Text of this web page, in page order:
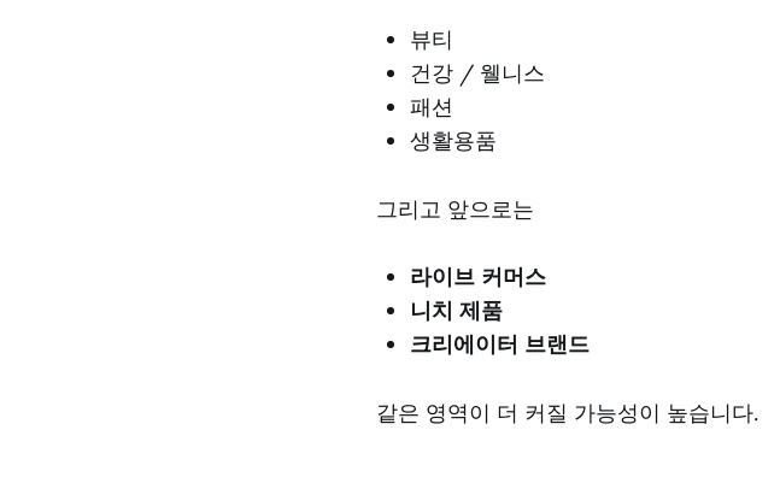
뷰티
건강 / 웰니스
패션
생활용품
그리고 앞으로는
라이브 커머스
니치 제품
크리에이터 브랜드
같은 영역이 더 커질 가능성이 높습니다.